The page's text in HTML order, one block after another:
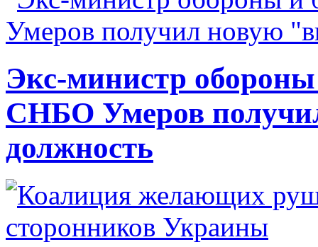
Экс-министр
СНБО Умеров
должность